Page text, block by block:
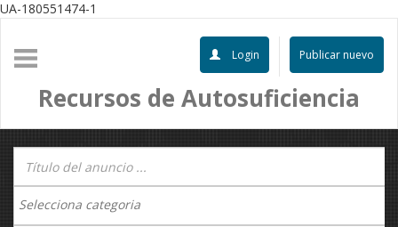
UA-180551474-1
Publicar nuevo
Login
Recursos de Autosuficiencia